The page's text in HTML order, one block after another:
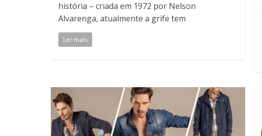
história – criada em 1972 por Nelson
Alvarenga, atualmente a grife tem
Ler mais